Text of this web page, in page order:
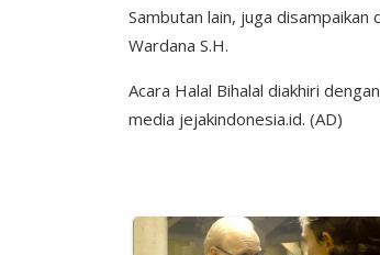
Sambutan lain, juga
Wardana S.H.
Acara Halal Bihalal diakhiri
media jejakindonesia.id. (AD)